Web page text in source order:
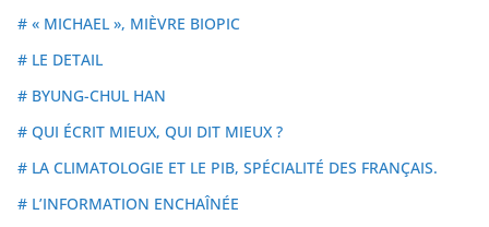
# « MICHAEL », MIÈVRE BIOPIC
# LE DETAIL
# BYUNG-CHUL HAN
# QUI ÉCRIT MIEUX, QUI DIT MIEUX ?
# LA CLIMATOLOGIE ET LE PIB, SPÉCIALITÉ DES FRANÇAIS.
# L’INFORMATION ENCHAÎNÉE